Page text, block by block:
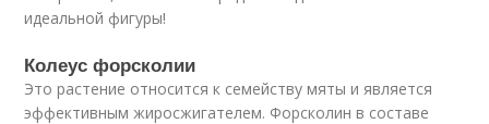
идеальной фигуры!
Колеус форсколии
Это растение относится к семейству мяты и является
эффективным жиросжигателем. Форсколин в составе